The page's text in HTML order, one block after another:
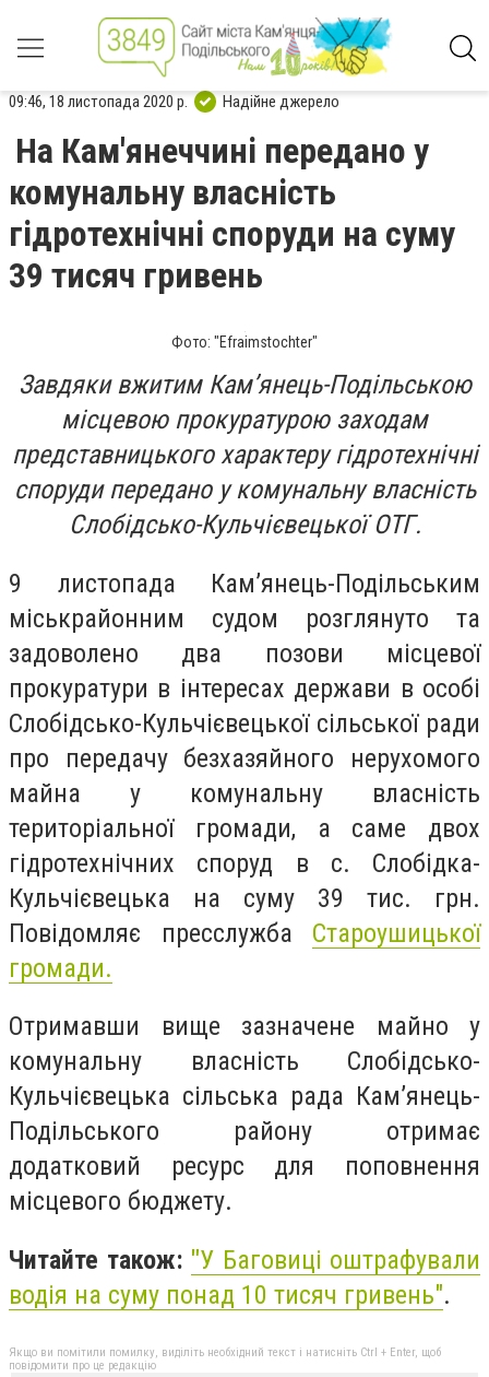
09:46, 18 листопада 2020 р. Надійне джерело
На Кам'янеччині передано у
комунальну власність
гідротехнічні споруди на суму
39 тисяч гривень
Фото: "Efraimstochter"
Завдяки вжитим Кам’янець-Подільською
місцевою прокуратурою заходам
представницького характеру гідротехнічні
споруди передано у комунальну власність
Слобідсько-Кульчієвецької ОТГ.
9 листопада Кам’янець-Подільським
міськрайонним судом розглянуто та
задоволено два позови місцевої
прокуратури в інтересах держави в особі
Слобідсько-Кульчієвецької сільської ради
про передачу безхазяйного нерухомого
майна у комунальну власність
територіальної громади, а саме двох
гідротехнічних споруд в с. Слобідка-
Кульчієвецька на суму 39 тис. грн.
Повідомляє пресслужба Староушицької
громади.
Отримавши вище зазначене майно у
комунальну власність Слобідсько-
Кульчієвецька сільська рада Кам’янець-
Подільського району отримає
додатковий ресурс для поповнення
місцевого бюджету.
Читайте також: "У Баговиці оштрафували
водія на суму понад 10 тисяч гривень".
Якщо ви помітили помилку, виділіть необхідний текст і натисніть Ctrl + Enter, щоб
повідомити про це редакцію